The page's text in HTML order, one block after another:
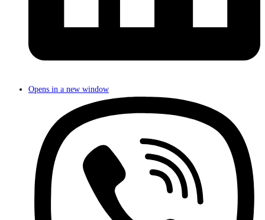
Opens in a new window